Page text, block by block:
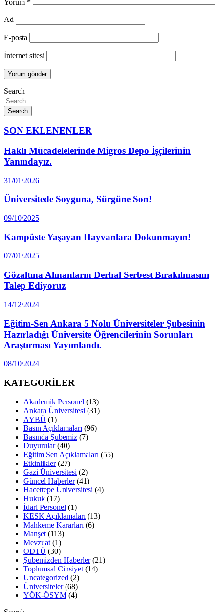
Yorum *
Ad
E-posta
İnternet sitesi
Search
Search
SON EKLENENLER
Haklı Mücadelelerinde Migros Depo İşçilerinin
Yanındayız.
31/01/2026
Üniversitede Soyguna, Sürgüne Son!
09/10/2025
Kampüste Yaşayan Hayvanlara Dokunmayın!
07/01/2025
Gözaltına Alınanların Derhal Serbest Bırakılmasını
Talep Ediyoruz
14/12/2024
Eğitim-Sen Ankara 5 Nolu Üniversiteler Şubesinin
Hazırladığı Üniversite Öğrencilerinin Sorunları
Araştırması Yayımlandı.
08/10/2024
KATEGORİLER
Akademik Personel (13)
Ankara Üniversitesi (31)
AYBÜ (1)
Basın Açıklamaları (96)
Basında Şubemiz (7)
Duyurular(40)
Eğitim Sen Açıklamaları (55)
Etkinlikler(27)
Gazi Üniversitesi (2)
Güncel Haberler(41)
Hacettepe Üniversitesi (4)
Hukuk (17)
İdari Personel (1)
KESK Açıklamaları (13)
Mahkeme Kararları (6)
Manşet (113)
Mevzuat (1)
ODTÜ (30)
Şubemizden Haberler(21)
Toplumsal Cinsiyet (14)
Uncategorized (2)
Üniversiteler(68)
YÖK-ÖSYM (4)